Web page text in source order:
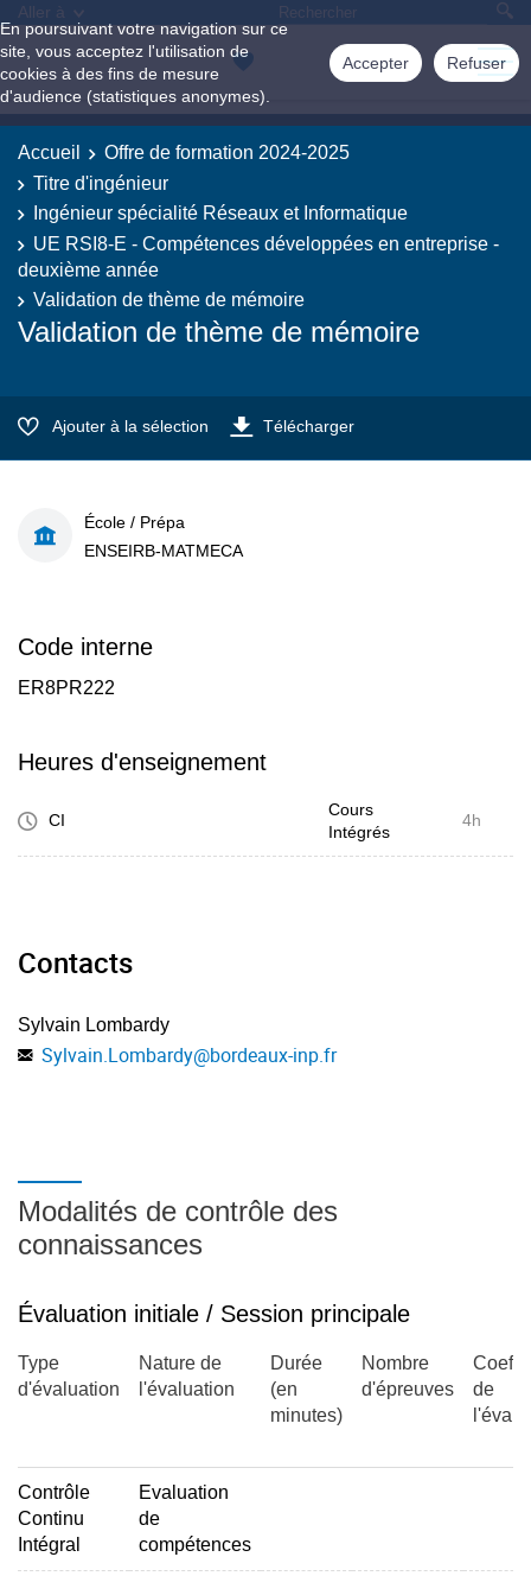
En poursuivant votre navigation sur ce
site, vous acceptez l'utilisation de
cookies à des fins de mesure
d'audience (statistiques anonymes).
Accepter Refuser
Aller à
Accueil
Offre de formation 2024-2025
Titre d'ingénieur
Ingénieur spécialité Réseaux et Informatique
UE RSI8-E - Compétences développées en entreprise -
deuxième année
Validation de thème de mémoire
Validation de thème de mémoire
Ajouter à la sélection Télécharger
École / Prépa
ENSEIRB-MATMECA
Code interne
ER8PR222
Heures d'enseignement
CI
Cours
Intégrés
4h
Contacts
Sylvain Lombardy
Sylvain.Lombardy@bordeaux-inp.fr
Modalités de contrôle des
connaissances
Évaluation initiale / Session principale
Type
d'évaluation
Nature de
l'évaluation
Durée
(en
minutes)
Nombre
d'épreuves
de
Contrôle
Continu
Intégral
Evaluation
de
compétences